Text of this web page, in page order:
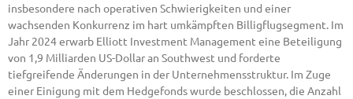
insbesondere nach operativen Schwierigkeiten und einer
wachsenden Konkurrenz im hart umkämpften Billigflugsegment. Im
Jahr 2024 erwarb Elliott Investment Management eine Beteiligung
von 1,9 Milliarden US-Dollar an Southwest und forderte
tiefgreifende Änderungen in der Unternehmensstruktur. Im Zuge
einer Einigung mit dem Hedgefonds wurde beschlossen, die Anzahl